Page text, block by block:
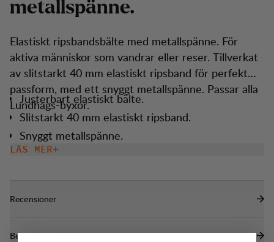
metallspänne.
Elastiskt ripsbandsbälte med metallspänne. För
aktiva människor som vandrar eller reser. Tillverkat
av slitstarkt 40 mm elastiskt ripsband för perfekt
passform, med ett snyggt metallspänne. Passar alla
Lundhags-byxor.
Justerbart elastiskt bälte.
Slitstarkt 40 mm elastiskt ripsband.
Snyggt metallspänne.
LÄS MER
Recensioner
Behöver du hjälp?